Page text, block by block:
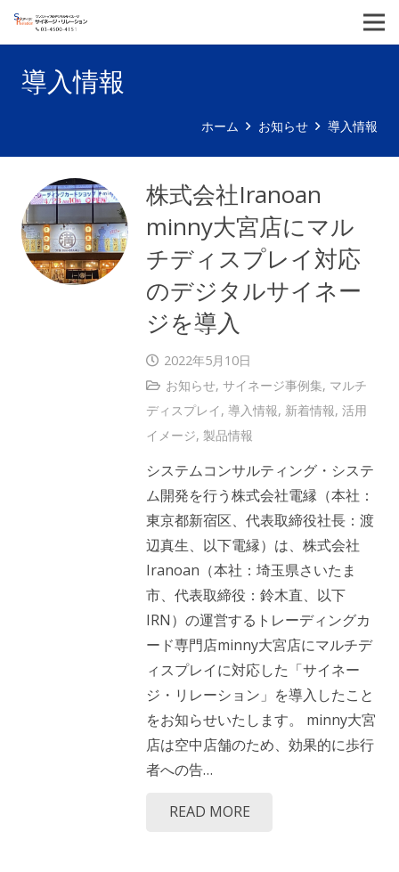
導入情報
ホーム お知らせ 導入情報
株式会社Iranoan
minny大宮店にマル
チディスプレイ対応
のデジタルサイネー
ジを導入
2022年5月10日
お知らせ, サイネージ事例集, マルチ
ディスプレイ, 導入情報, 新着情報, 活用
イメージ, 製品情報
システムコンサルティング・システ
ム開発を行う株式会社電縁（本社：
東京都新宿区、代表取締役社長：渡
辺真生、以下電縁）は、株式会社
Iranoan（本社：埼玉県さいたま
市、代表取締役：鈴木直、以下
IRN）の運営するトレーディングカ
ード専門店minny大宮店にマルチデ
ィスプレイに対応した「サイネー
ジ・リレーション」を導入したこと
をお知らせいたします。 minny大宮
店は空中店舗のため、効果的に歩行
者への告…
READ MORE